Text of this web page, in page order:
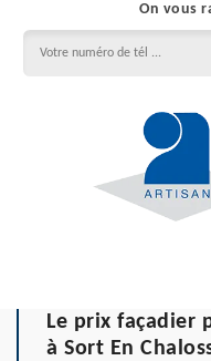
On vous
Le prix façadier
à Sort En